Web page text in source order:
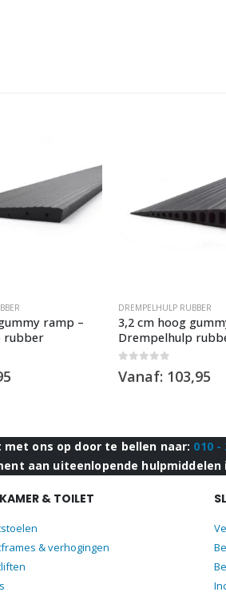
ramp –
rubber
DREMPELHULP RUBBER
3,2 cm hoog
Drempelhulp
out of 5
Vanaf: 103,95
ons op door te bellen naar: 010 -
aan uiteenlopende
& TOILET
& verhogingen